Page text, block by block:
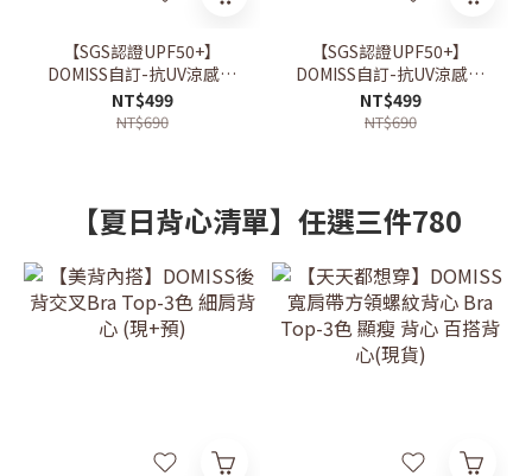
【SGS認證UPF50+】
DOMISS自訂-抗UV涼感防
曬外套 冰感透氣 輕量速乾
戶外防 曬機能外套 (現貨)
NT$499
NT$690
【SGS認證UPF50+】
DOMISS自訂-抗UV涼感防
曬外套 冰感透氣 輕量速乾
NT$499
NT$690
【夏日背心清單】任選三件780